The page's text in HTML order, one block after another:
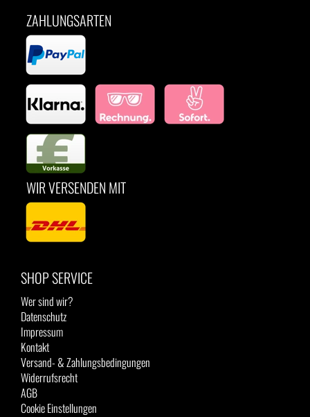
ZAHLUNGSARTEN
WIR VERSENDEN MIT
SHOP SERVICE
Wer sind wir?
Datenschutz
Impressum
Kontakt
Versand- & Zahlungsbedingungen
Widerrufsrecht
AGB
Cookie Einstellungen